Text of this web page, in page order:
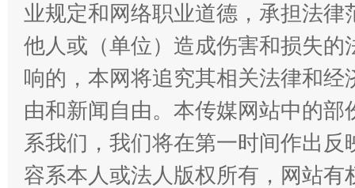
解纷+调解+退费，一次搞定
业规定和网络职业道德，承担法
他人或（单位）造成伤害和损失
响的，本网将追究其相关法律和
由和新闻自由。本传媒网站中的
系我们，我们将在第一时间作出
容系本人或法人版权所有，网站